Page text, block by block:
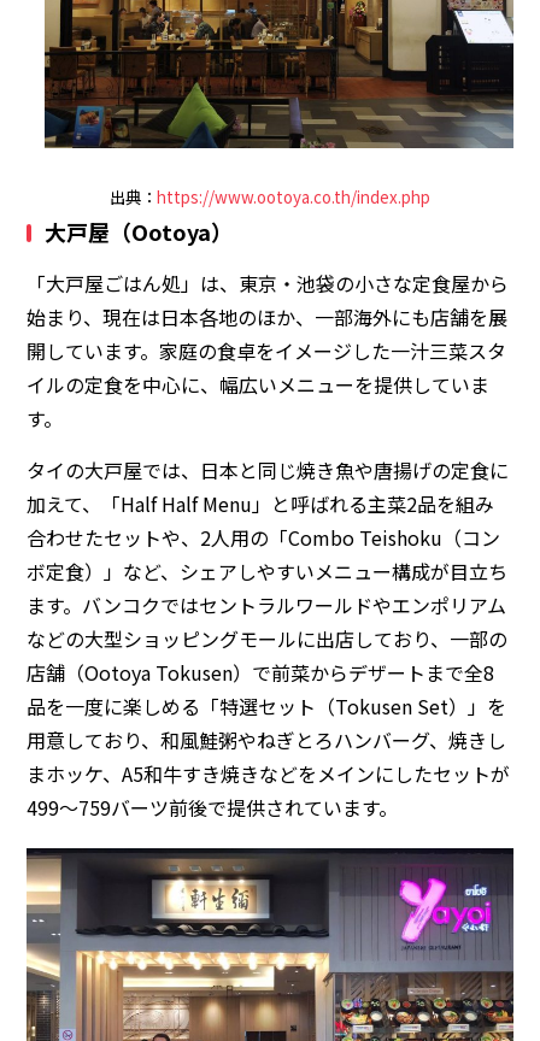
出典： https://www.ootoya.co.th/index.php
大戸屋（Ootoya）
「大戸屋ごはん処」は、東京・池袋の小さな定食屋から
始まり、現在は日本各地のほか、一部海外にも店舗を展
開しています。家庭の食卓をイメージした一汁三菜スタ
イルの定食を中心に、幅広いメニューを提供していま
す。
タイの大戸屋では、日本と同じ焼き魚や唐揚げの定食に
加えて、「Half Half Menu」と呼ばれる主菜2品を組み
合わせたセットや、2人用の「Combo Teishoku（コン
ボ定食）」など、シェアしやすいメニュー構成が目立ち
ます。バンコクではセントラルワールドやエンポリアム
などの大型ショッピングモールに出店しており、一部の
店舗（Ootoya Tokusen）で前菜からデザートまで全8
品を一度に楽しめる「特選セット（Tokusen Set）」を
用意しており、和風鮭粥やねぎとろハンバーグ、焼きし
まホッケ、A5和牛すき焼きなどをメインにしたセットが
499〜759バーツ前後で提供されています。